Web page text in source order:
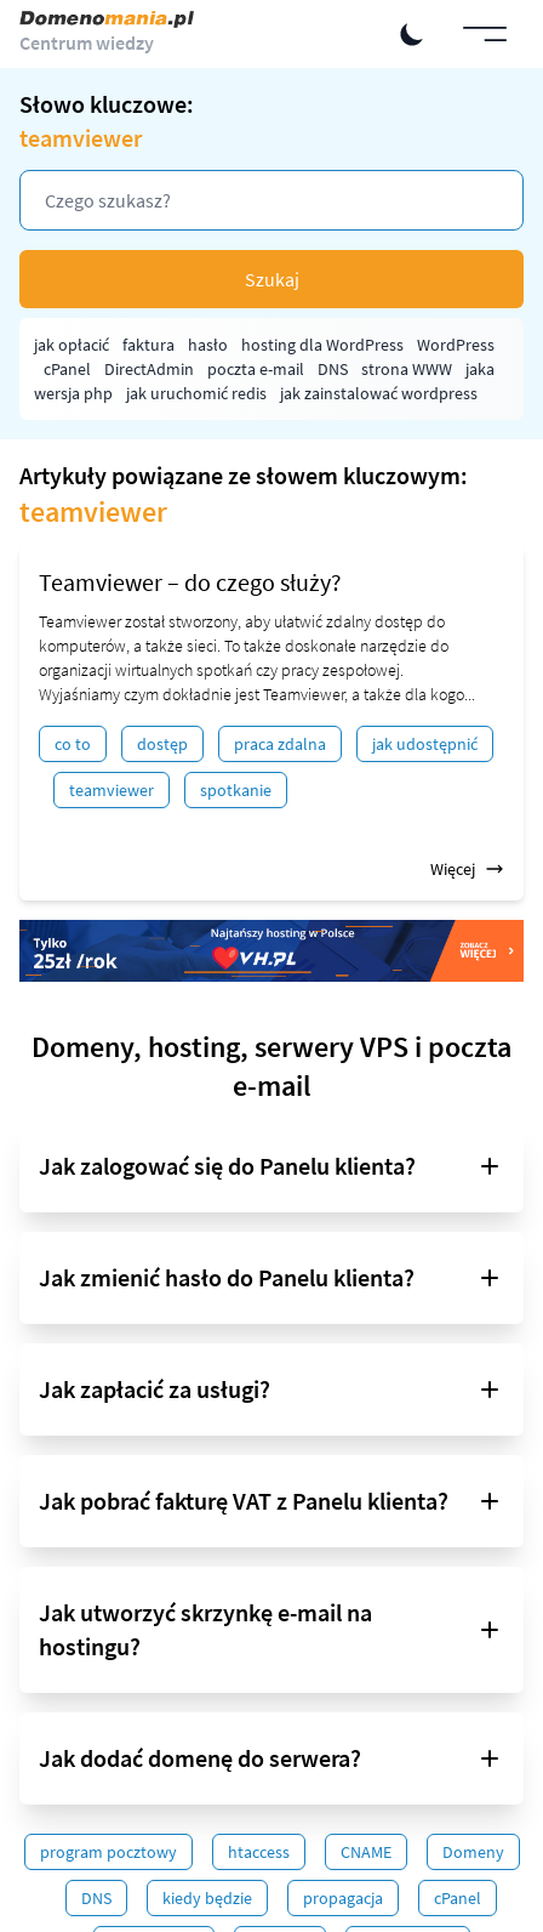
Centrum wiedzy
Słowo kluczowe:
teamviewer
Szukaj
jak opłacić faktura hasło hosting dla WordPress
WordPress
cPanel
DirectAdmin poczta e-mail DNS strona WWW
jaka
wersja php
jak uruchomić redis jak zainstalować wordpress
Artykuły powiązane ze słowem kluczowym:
teamviewer
Teamviewer – do czego służy?
Teamviewer został stworzony, aby ułatwić zdalny dostęp do
komputerów, a także sieci. To także doskonałe narzędzie do
organizacji wirtualnych spotkań czy pracy zespołowej.
Wyjaśniamy czym dokładnie jest Teamviewer, a także dla kogo...
co to dostęp praca zdalna jak udostępnić
teamviewer spotkanie
Więcej
Domeny, hosting, serwery VPS i poczta
e-mail
Jak zalogować się do Panelu klienta?
Jak zmienić hasło do Panelu klienta?
Jak zapłacić za usługi?
Jak pobrać fakturę VAT z Panelu klienta?
Jak utworzyć skrzynkę e-mail na
hostingu?
Jak dodać domenę do serwera?
program pocztowy htaccess CNAME Domeny
DNS kiedy będzie propagacja cPanel